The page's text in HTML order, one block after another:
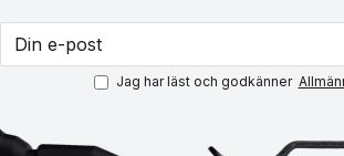
Jag har läst och godkänner